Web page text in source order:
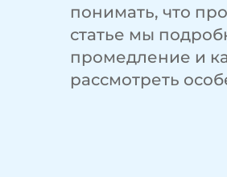
понимать, что
статье мы
промедление и
рассмотреть